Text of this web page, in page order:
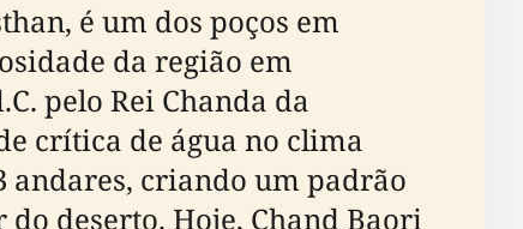
é um dos poços em
da região em
pelo Rei Chanda da
crítica de água no clima
andares, criando um padrão
deserto. Hoje, Chand Baori